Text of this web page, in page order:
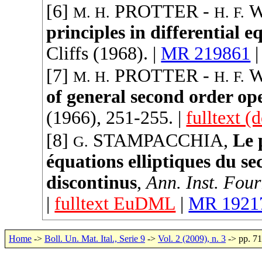
[6]M. H. PROTTER -H. F.
principles in differential
Cliffs (1968). | MR 219861
[7]M. H. PROTTER-H. F.
of general second order
(1966), 251-255. | fulltext
[8] G. STAMPACCHIA,Le
équations elliptiques du
discontinus,Ann. Inst.
| fulltext EuDML | MR
Home -> Boll. Un. Mat. Ital., Serie 9 -> Vol. 2 (2009), n. 3 -> pp.